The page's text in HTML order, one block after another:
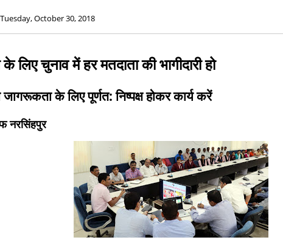
Tuesday, October 30, 2018
चुनाव में हर मतदाता की भागीदारी हो
के लिए पूर्णत: निष्पक्ष होकर कार्य करें
नरसिंहपुर